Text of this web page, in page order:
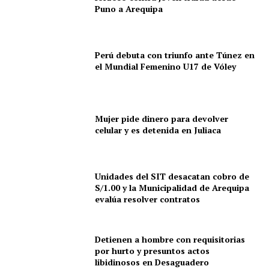
SUSCRIBETE
Puno a Arequipa
Perú debuta con triunfo ante Túnez en
el Mundial Femenino U17 de Vóley
Mujer pide dinero para devolver
celular y es detenida en Juliaca
Unidades del SIT desacatan cobro de
S/1.00 y la Municipalidad de Arequipa
evalúa resolver contratos
Detienen a hombre con requisitorias
por hurto y presuntos actos
libidinosos en Desaguadero